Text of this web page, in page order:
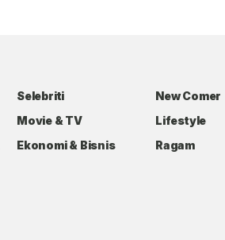
Selebriti
New Comer
Movie & TV
Lifestyle
Ekonomi & Bisnis
Ragam